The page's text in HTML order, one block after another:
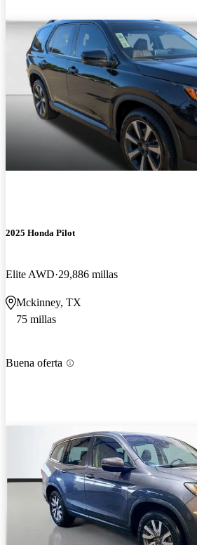
2025 Honda Pilot
Elite AWD 29,886 millas
Mckinney, TX
75 millas
Buena oferta